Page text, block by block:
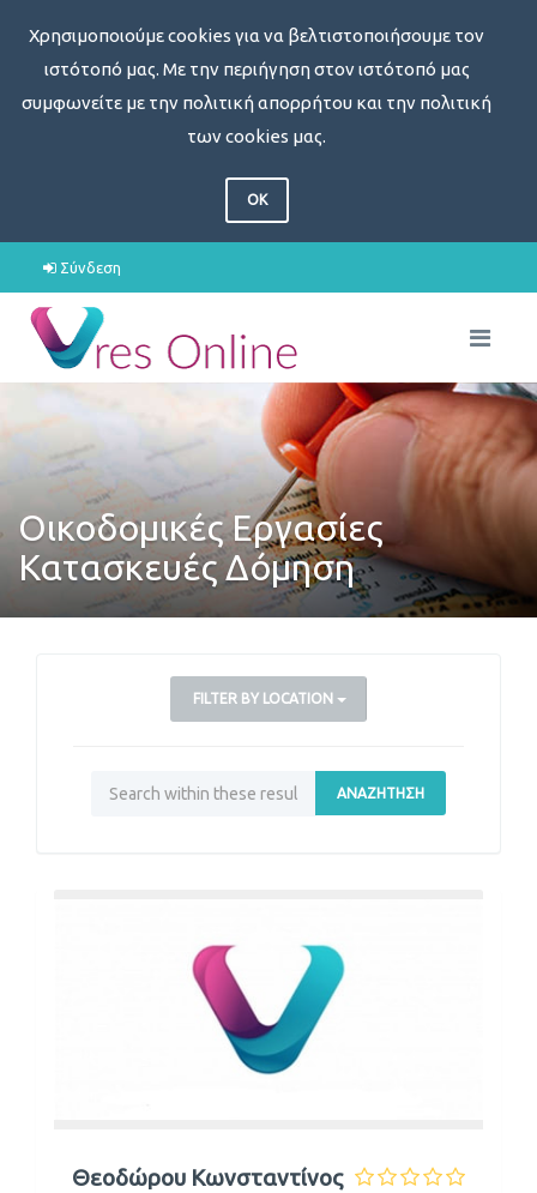
Χρησιμοποιούμε cookies για να βελτιστοποιήσουμε τον
ιστότοπό μας. Με την περιήγηση στον ιστότοπό μας
συμφωνείτε με την πολιτική απορρήτου και την πολιτική
των cookies μας.
OK
Σύνδεση
Οικοδομικές Εργασίες
Κατασκευές Δόμηση
FILTER BY LOCATION
ΑΝΑΖΉΤΗΣΗ
Θεοδώρου Κωνσταντίνος